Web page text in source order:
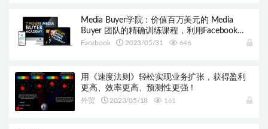
Media Buyer学院：价值百万美元的 Media
Buyer 团队的精确训练课程，利用Facebook
Ads轻松创造了亿万财富！
Facebook 2023/05/31 646
用《速度法则》轻松实现业务扩张，获得盈利
更高、效率更高、预测性更强！
外贸 2023/05/18 161